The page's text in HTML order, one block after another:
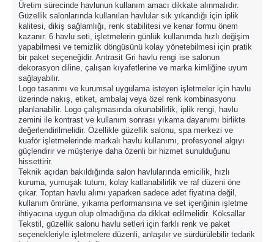
Üretim sürecinde havlunun kullanım amacı dikkate alınmalıdır.
Güzellik salonlarında kullanılan havlular sık yıkandığı için iplik
kalitesi, dikiş sağlamlığı, renk stabilitesi ve kenar formu önem
kazanır. 6 havlu seti, işletmelerin günlük kullanımda hızlı değişim
yapabilmesi ve temizlik döngüsünü kolay yönetebilmesi için pratik
bir paket seçeneğidir. Antrasit Gri havlu rengi ise salonun
dekorasyon diline, çalışan kıyafetlerine ve marka kimliğine uyum
sağlayabilir.
Logo tasarımı ve kurumsal uygulama isteyen işletmeler için havlu
üzerinde nakış, etiket, ambalaj veya özel renk kombinasyonu
planlanabilir. Logo çalışmasında okunabilirlik, iplik rengi, havlu
zemini ile kontrast ve kullanım sonrası yıkama dayanımı birlikte
değerlendirilmelidir. Özellikle güzellik salonu, spa merkezi ve
kuaför işletmelerinde markalı havlu kullanımı, profesyonel algıyı
güçlendirir ve müşteriye daha özenli bir hizmet sunulduğunu
hissettirir.
Teknik açıdan bakıldığında salon havlularında emicilik, hızlı
kuruma, yumuşak tutum, kolay katlanabilirlik ve raf düzeni öne
çıkar. Toptan havlu alımı yaparken sadece adet fiyatına değil,
kullanım ömrüne, yıkama performansına ve set içeriğinin işletme
ihtiyacına uygun olup olmadığına da dikkat edilmelidir. Köksallar
Tekstil, güzellik salonu havlu setleri için farklı renk ve paket
seçenekleriyle işletmelere düzenli, anlaşılır ve sürdürülebilir tedarik